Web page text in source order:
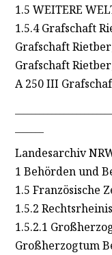
1.5 WEITERE
1.5.4 Grafschaft
Grafschaft
Grafschaft
A 250 III
Landesarchiv
1 Behörden und
1.5 Französische
1.5.2
1.5.2.1
Großherzogtum